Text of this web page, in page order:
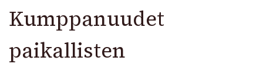
Kumppanuudet
paikallisten